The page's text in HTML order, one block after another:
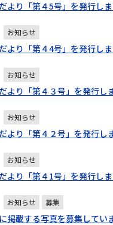
より「第４5号」を発行し
お知らせ
より「第４4号」を発行し
お知らせ
より「第４３号」を発行し
お知らせ
より「第４２号」を発行し
お知らせ
より「第４1号」を発行し
お知らせ 募集
掲載する写真を募集してい